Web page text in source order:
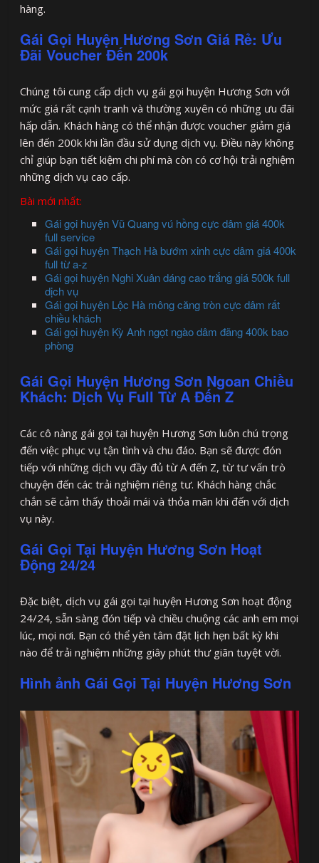
hàng.
Gái Gọi Huyện Hương Sơn Giá Rẻ: Ưu
Đãi Voucher Đến 200k
Chúng tôi cung cấp dịch vụ gái gọi huyện Hương Sơn với
mức giá rất cạnh tranh và thường xuyên có những ưu đãi
hấp dẫn. Khách hàng có thể nhận được voucher giảm giá
lên đến 200k khi lần đầu sử dụng dịch vụ. Điều này không
chỉ giúp bạn tiết kiệm chi phí mà còn có cơ hội trải nghiệm
những dịch vụ cao cấp.
Bài mới nhất:
Gái gọi huyện Vũ Quang vú hồng cực dâm giá 400k
full service
Gái gọi huyện Thạch Hà bướm xinh cực dâm giá 400k
full từ a-z
Gái gọi huyện Nghi Xuân dáng cao trắng giá 500k full
dịch vụ
Gái gọi huyện Lộc Hà mông căng tròn cực dâm rất
chiều khách
Gái gọi huyện Kỳ Anh ngọt ngào dâm đãng 400k bao
phòng
Gái Gọi Huyện Hương Sơn Ngoan Chiều
Khách: Dịch Vụ Full Từ A Đến Z
Các cô nàng gái gọi tại huyện Hương Sơn luôn chú trọng
đến việc phục vụ tận tình và chu đáo. Bạn sẽ được đón
tiếp với những dịch vụ đầy đủ từ A đến Z, từ tư vấn trò
chuyện đến các trải nghiệm riêng tư. Khách hàng chắc
chắn sẽ cảm thấy thoải mái và thỏa mãn khi đến với dịch
vụ này.
Gái Gọi Tại Huyện Hương Sơn Hoạt
Động 24/24
Đặc biệt, dịch vụ gái gọi tại huyện Hương Sơn hoạt động
24/24, sẵn sàng đón tiếp và chiều chuộng các anh em mọi
lúc, mọi nơi. Bạn có thể yên tâm đặt lịch hẹn bất kỳ khi
nào để trải nghiệm những giây phút thư giãn tuyệt vời.
Hình ảnh Gái Gọi Tại Huyện Hương Sơn